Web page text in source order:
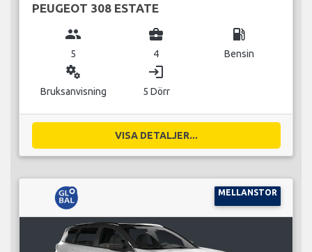
PEUGEOT 308 ESTATE
group
5
business_center
4
local_gas_station
Bensin
miscellaneous_services
Bruksanvisning
login
5 Dörr
VISA DETALJER...
MELLANSTOR